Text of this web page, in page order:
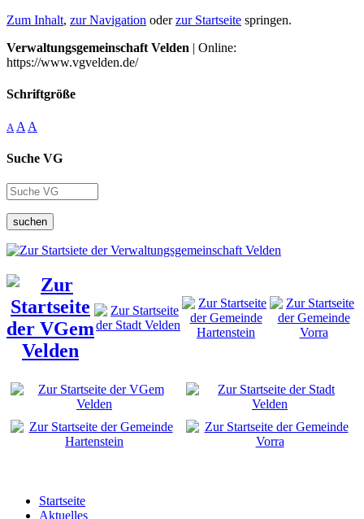
Zum Inhalt, zur Navigation oderzur Startseite springen.
Verwaltungsgemeinschaft Velden | Online:
https://www.vgvelden.de/
Schriftgröße
A A A
Suche VG
suchen
Startseite
Aktuelles